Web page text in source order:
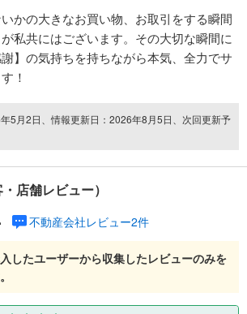
かの大きなお買い物、お取引をする瞬間
私共にはございます。その大切な瞬間に
】の気持ちを持ちながら本気、全力でサ
！
5月2日、情報更新日：2026年8月5日、次回更新予
店舗レビュー）
不動産会社レビュー2件
したユーザーから収集したレビューのみを